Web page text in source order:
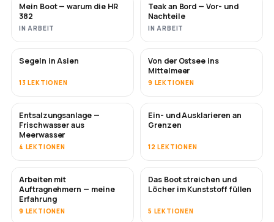
BALD
Mein Boot — warum die HR
382
IN ARBEIT
BALD
Teak an Bord — Vor- und
Nachteile
IN ARBEIT
BALD
Segeln in Asien
13 LEKTIONEN
BALD
Von der Ostsee ins
Mittelmeer
9 LEKTIONEN
BALD
Entsalzungsanlage —
Frischwasser aus
Meerwasser
4 LEKTIONEN
Ein- und Ausklarieren an
Grenzen
12 LEKTIONEN
BALD
Arbeiten mit
Auftragnehmern — meine
Erfahrung
9 LEKTIONEN
BALD
Das Boot streichen und
Löcher im Kunststoff füllen
5 LEKTIONEN